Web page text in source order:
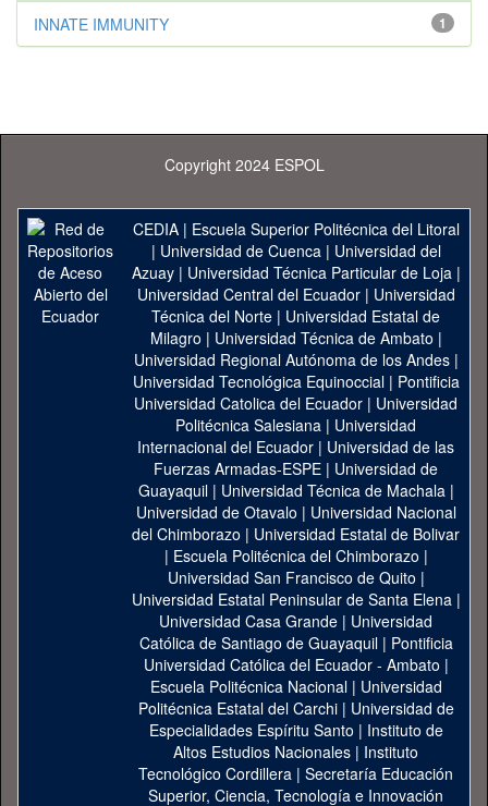
1
INNATE IMMUNITY
Copyright 2024 ESPOL
CEDIA| Escuela Superior Politécnica del Litoral
| Universidad de Cuenca| Universidad del
Azuay| Universidad Técnica Particular de Loja|
Universidad Central del Ecuador| Universidad
Técnica del Norte | Universidad Estatal de
Milagro | Universidad Técnica de Ambato |
Universidad Regional Autónoma de los Andes|
Universidad Tecnológica Equinoccial| Pontificia
Universidad Catolica del Ecuador | Universidad
Politécnica Salesiana | Universidad
Internacional del Ecuador | Universidad de las
Fuerzas Armadas-ESPE | Universidad de
Guayaquil| Universidad Técnica de Machala|
Universidad de Otavalo | Universidad Nacional
del Chimborazo | Universidad Estatal de Bolivar
| Escuela Politécnica del Chimborazo |
Universidad San Francisco de Quito |
Universidad Estatal Peninsular de Santa Elena|
Universidad Casa Grande | Universidad
Católica de Santiago de Guayaquil| Pontificia
Universidad Católica del Ecuador - Ambato |
Escuela Politécnica Nacional| Universidad
Politécnica Estatal del Carchi| Universidad de
Especialidades Espíritu Santo | Instituto de
Altos Estudios Nacionales | Instituto
Tecnológico Cordillera | Secretaría Educación
Superior, Ciencia, Tecnología e Innovación